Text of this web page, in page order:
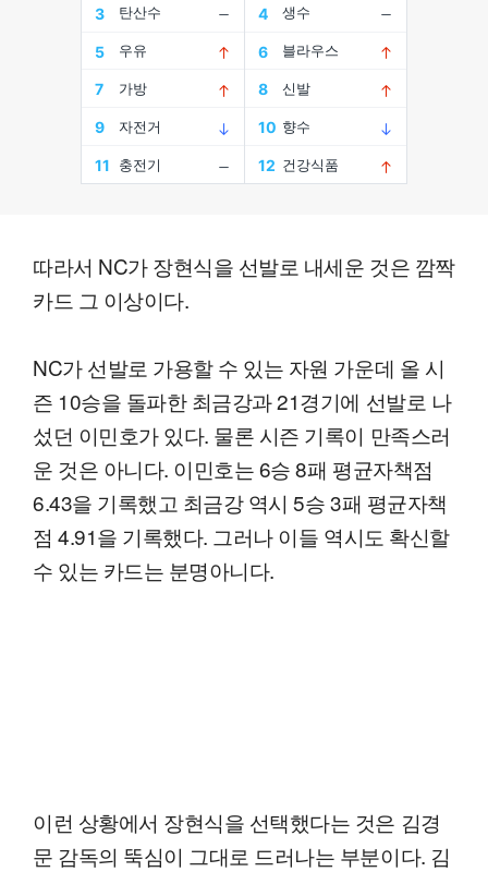
따라서 NC가 장현식을 선발로 내세운 것은 깜짝
카드 그 이상이다.
NC가 선발로 가용할 수 있는 자원 가운데 올 시
즌 10승을 돌파한 최금강과 21경기에 선발로 나
섰던 이민호가 있다. 물론 시즌 기록이 만족스러
운 것은 아니다. 이민호는 6승 8패 평균자책점
6.43을 기록했고 최금강 역시 5승 3패 평균자책
점 4.91을 기록했다. 그러나 이들 역시도 확신할
수 있는 카드는 분명아니다.
이런 상황에서 장현식을 선택했다는 것은 김경
문 감독의 뚝심이 그대로 드러나는 부분이다. 김